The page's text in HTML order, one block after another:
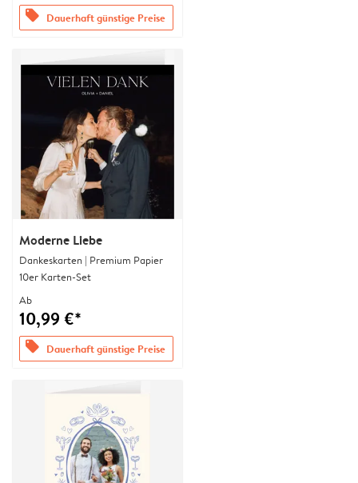
offers Dauerhaft günstige Preise
Moderne Liebe
Dankeskarten | Premium Papier
10er Karten-Set
Ab
10,99 €*
offers Dauerhaft günstige Preise